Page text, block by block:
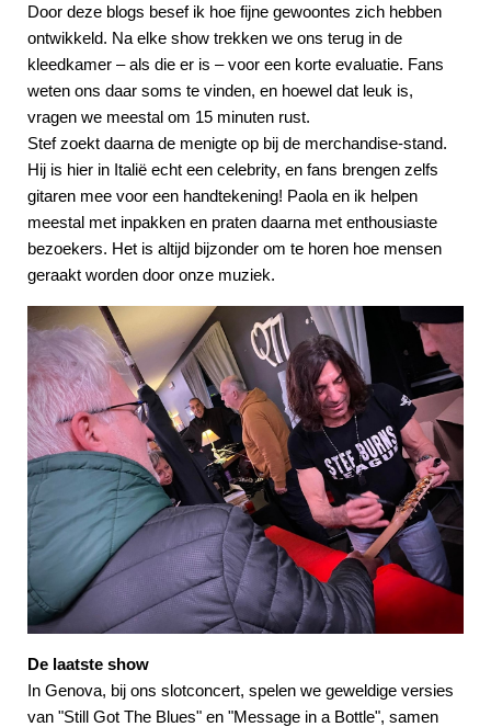
Door deze blogs besef ik hoe fijne gewoontes zich hebben
ontwikkeld. Na elke show trekken we ons terug in de
kleedkamer – als die er is – voor een korte evaluatie. Fans
weten ons daar soms te vinden, en hoewel dat leuk is,
vragen we meestal om 15 minuten rust.
Stef zoekt daarna de menigte op bij de merchandise-stand.
Hij is hier in Italië echt een celebrity, en fans brengen zelfs
gitaren mee voor een handtekening! Paola en ik helpen
meestal met inpakken en praten daarna met enthousiaste
bezoekers. Het is altijd bijzonder om te horen hoe mensen
geraakt worden door onze muziek.
De laatste show
In Genova, bij ons slotconcert, spelen we geweldige versies
van "Still Got The Blues" en "Message in a Bottle", samen